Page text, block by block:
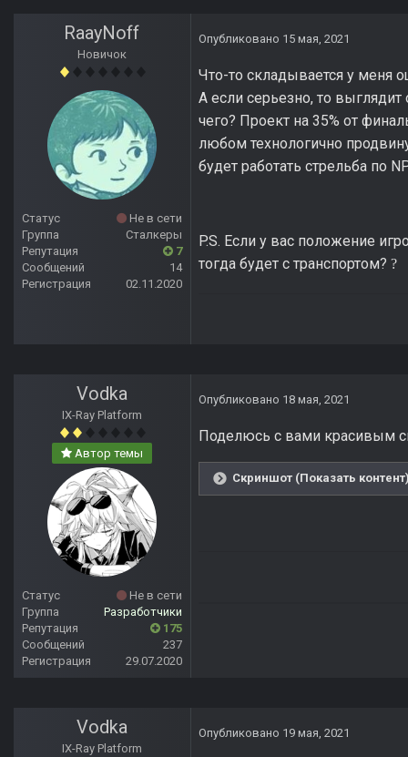
RaayNoff
Новичок
Статус
Не в сети
Группа
Сталкеры
Репутация
7
Сообщений
14
Регистрация
02.11.2020
Опубликовано 15 мая, 2021
Что-то складывается у меня
А если серьезно, то
чего? Проект на 35% от
любом технологично
будет работать стрельба по
P.S. Если у вас положение
тогда будет с транспортом? ?
Vodka
IX-Ray Platform
Автор темы
Статус
Не в сети
Группа
Разработчики
Репутация
175
Сообщений
237
Регистрация
29.07.2020
Опубликовано 18 мая, 2021
Поделюсь с вами красивым
Скриншот (Показать
Vodka
IX-Ray Platform
Опубликовано 19 мая, 2021